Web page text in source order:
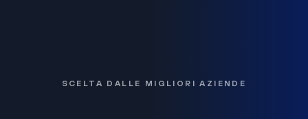
SCELTA DALLE MIGLIORI AZIENDE